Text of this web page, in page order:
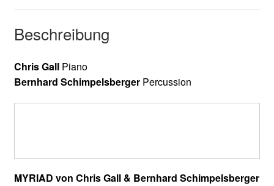
Beschreibung
Chris GallPiano
Bernhard SchimpelsbergerPercussion
MYRIAD von Chris Gall & Bernhard Schimpelsberger